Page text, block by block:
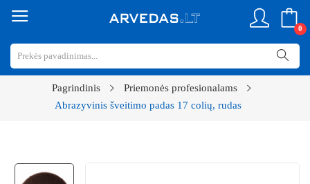
0
Pagrindinis
Priemonės profesionalams
Abrazyvinis šveitimo padas 17 colių, rudas